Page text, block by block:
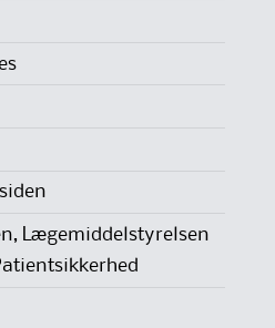
Lægemiddelstyrelsen